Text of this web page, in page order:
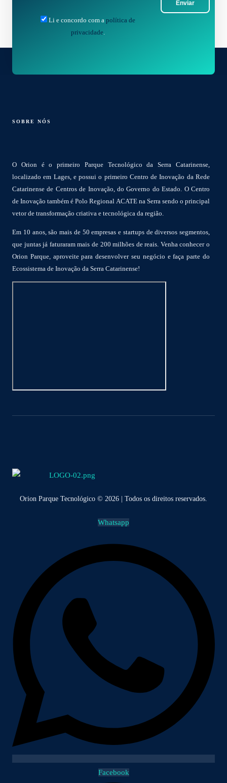
Enviar
Li e concordo com a política de
privacidade.
SOBRE NÓS
O Orion é o primeiro Parque Tecnológico da Serra Catarinense,
localizado em Lages, e possui o primeiro Centro de Inovação da Rede
Catarinense de Centros de Inovação, do Governo do Estado. O Centro
de Inovação também é Polo Regional ACATE na Serra sendo o principal
vetor de transformação criativa e tecnológica da região.
Em 10 anos, são mais de 50 empresas e startups de diversos segmentos,
que juntas já faturaram mais de 200 milhões de reais. Venha conhecer o
Orion Parque, aproveite para desenvolver seu negócio e faça parte do
Ecossistema de Inovação da Serra Catarinense!
Orion Parque Tecnológico © 2026 | Todos os direitos reservados.
Whatsapp
Facebook